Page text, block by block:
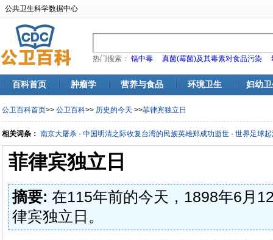
公共卫生科学数据中心
热门搜索： 镉中毒 真菌(霉菌)及其毒素对食品污染
百科首页 肿瘤学 营养与食品 环境卫生 妇幼
公卫百科首页>> 公卫百科>> 历史的今天 >>菲律宾独立日
相关词条： 南京大屠杀 · 中国明清之际收复台湾的民族英雄郑成功逝世 · 世界足球
菲律宾独立日
摘要: 在115年前的今天，1898年6月
律宾独立日。